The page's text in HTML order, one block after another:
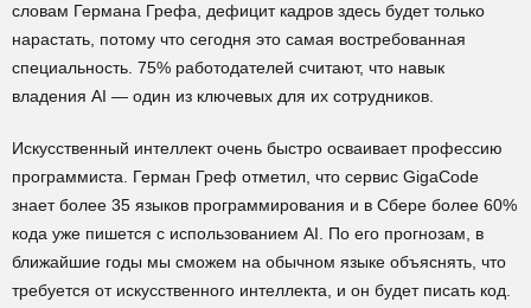
словам Германа Грефа, дефицит кадров здесь будет только
нарастать, потому что сегодня это самая востребованная
специальность. 75% работодателей считают, что навык
владения AI — один из ключевых для их сотрудников.
Искусственный интеллект очень быстро осваивает профессию
программиста. Герман Греф отметил, что сервис GigaCode
знает более 35 языков программирования и в Сбере более 60%
кода уже пишется с использованием AI. По его прогнозам, в
ближайшие годы мы сможем на обычном языке объяснять, что
требуется от искусственного интеллекта, и он будет писать код.